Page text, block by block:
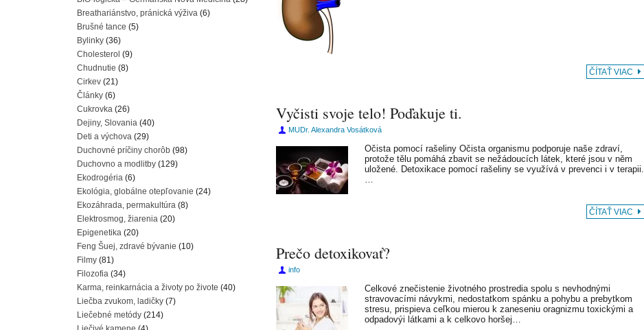
ČÍTAŤ VIAC
Vyčisti svoje telo! Poďakuje ti.
MUDr. Alexandra Vosátková
Očista pomocí rašeliny Očista organismu podporuje naše zdraví,
protože tělu pomáhá zbavit se nežádoucích látek, které jsou v něm
uložené. Detoxikace pomocí rašeliny se využívá v prevenci i v terapii.
…
ČÍTAŤ VIAC
Prečo detoxikovať?
info
Celkové znečistenie životného prostredia spolu s nevhodnými
stravovacími návykmi, nedostatkom spánku a pohybu a prebytkom
stresu, prispieva ceľkou mierou k zaneseniu oragnizmu toxickými a
odpadovýi látkami a k celkovo horšej…
Breathariánstvo, pránická výživa (6)
Brušné tance (5)
Bylinky (36)
Cholesterol (9)
Chudnutie (8)
Cirkev (21)
Články (6)
Cukrovka (26)
Dejiny, Slovania (40)
Deti a výchova (29)
Duchovné príčiny chorôb (98)
Duchovno a modlitby (129)
Ekodrogéria (6)
Ekológia, globálne otepľovanie (24)
Ekozáhrada, permakultúra (8)
Elektrosmog, žiarenia (20)
Epigenetika (20)
Feng Šuej, zdravé bývanie (10)
Filmy (81)
Filozofia (34)
Karma, reinkarnácia a životy po živote (40)
Liečba zvukom, ladičky (7)
Liečebné metódy (214)